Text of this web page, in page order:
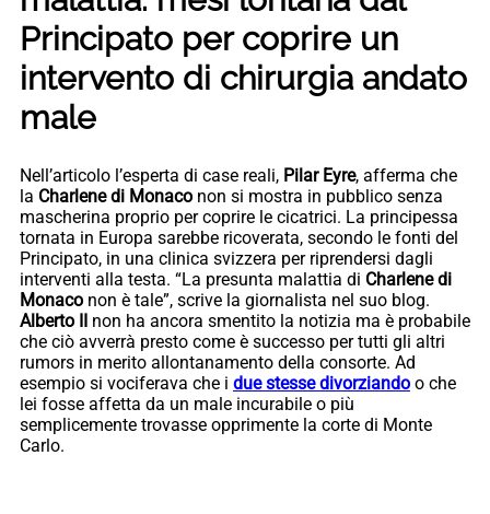
Principato per coprire un
intervento di chirurgia andato
male
Nell’articolo l’esperta di case reali, Pilar Eyre, afferma che
la Charlene di Monaco non si mostra in pubblico senza
mascherina proprio per coprire le cicatrici. La principessa
tornata in Europa sarebbe ricoverata, secondo le fonti del
Principato, in una clinica svizzera per riprendersi dagli
interventi alla testa. “La presunta malattia di Charlene di
Monaco non è tale”, scrive la giornalista nel suo blog.
Alberto II non ha ancora smentito la notizia ma è probabile
che ciò avverrà presto come è successo per tutti gli altri
rumors in merito allontanamento della consorte. Ad
esempio si vociferava che i due stesse divorziando o che
lei fosse affetta da un male incurabile o più
semplicemente trovasse opprimente la corte di Monte
Carlo.